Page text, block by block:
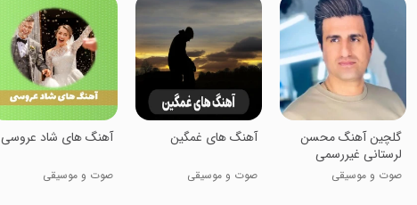
گلچین آهنگ محسن
لرستانی غیررسمی
صوت و موسیقی
آهنگ های غمگین
صوت و موسیقی
آهنگ های شاد عروسی
صوت و موسیقی